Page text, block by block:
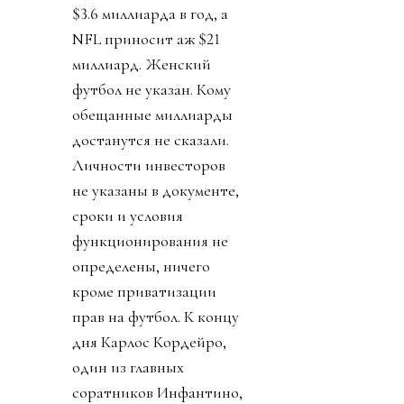
$3.6 миллиарда в год, а
NFL приносит аж $21
миллиард. Женский
футбол не указан. Кому
обещанные миллиарды
достанутся не сказали.
Личности инвесторов
не указаны в документе,
сроки и условия
функционирования не
определены, ничего
кроме приватизации
прав на футбол. К концу
дня Карлос Кордейро,
один из главных
соратников Инфантино,